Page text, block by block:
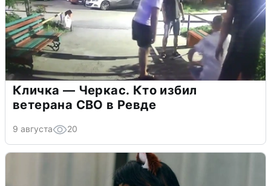
Кличка — Черкас. Кто избил
ветерана СВО в Ревде
9 августа 20